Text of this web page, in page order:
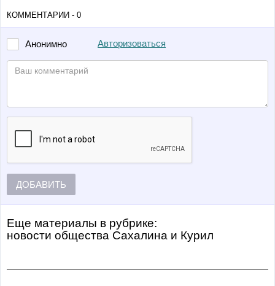
КОММЕНТАРИИ - 0
Анонимно Авторизоваться
ДОБАВИТЬ
Еще материалы в рубрике:
Новости общества Сахалина и Курил